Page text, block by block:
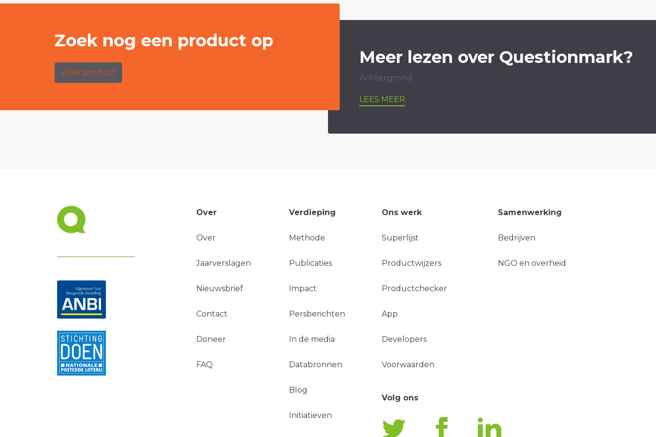
Zoek nog een product op
Zoek product
Meer lezen over Questionmark?
Achtergrond
LEES MEER
Over
Over
Jaarverslagen
Nieuwsbrief
Contact
Doneer
FAQ
Verdieping
Methode
Publicaties
Impact
Persberichten
In de media
Databronnen
Blog
Initiatieven
Ons werk
Superlijst
Productwijzers
Productchecker
App
Developers
Voorwaarden
Samenwerking
Bedrijven
NGO en overheid
Volg ons